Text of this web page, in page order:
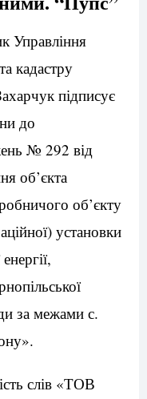
Управління
кадастру
підписує
до
№ 292 від
об’єкта
об’єкту
установки
за межами с.
слів «ТОВ